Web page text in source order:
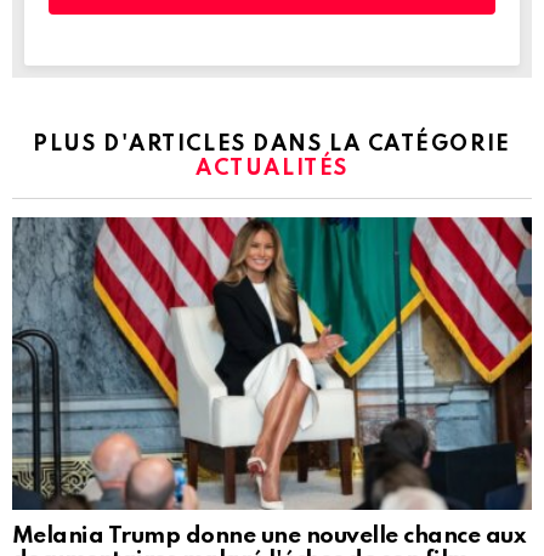
PLUS D'ARTICLES DANS LA CATÉGORIE
ACTUALITÉS
Melania Trump donne une nouvelle chance aux